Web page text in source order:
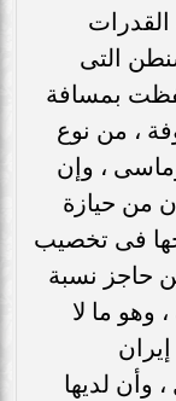
القدرات
التى
بمسافة
، من نوع
، وإن
من حيازة
فى تخصيب
من حاجز نسبة
، وهو ما لا
، وأن لديها